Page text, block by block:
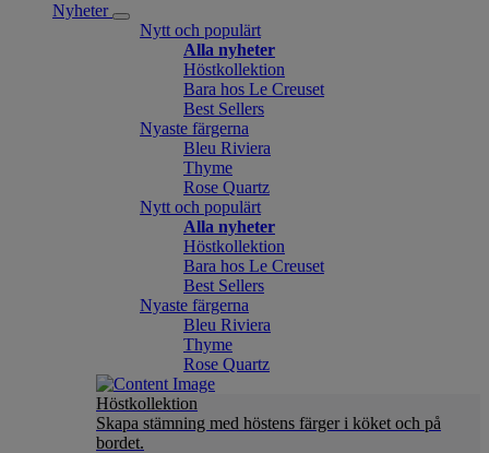
Nyheter
Nytt och populärt
Alla nyheter
Höstkollektion
Bara hos Le Creuset
Best Sellers
Nyaste färgerna
Bleu Riviera
Thyme
Rose Quartz
Nytt och populärt
Alla nyheter
Höstkollektion
Bara hos Le Creuset
Best Sellers
Nyaste färgerna
Bleu Riviera
Thyme
Rose Quartz
Höstkollektion
Skapa stämning med höstens färger i köket och på
bordet.